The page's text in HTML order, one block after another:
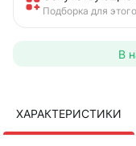
Подборка для
В
ХАРАКТЕРИСТИКИ